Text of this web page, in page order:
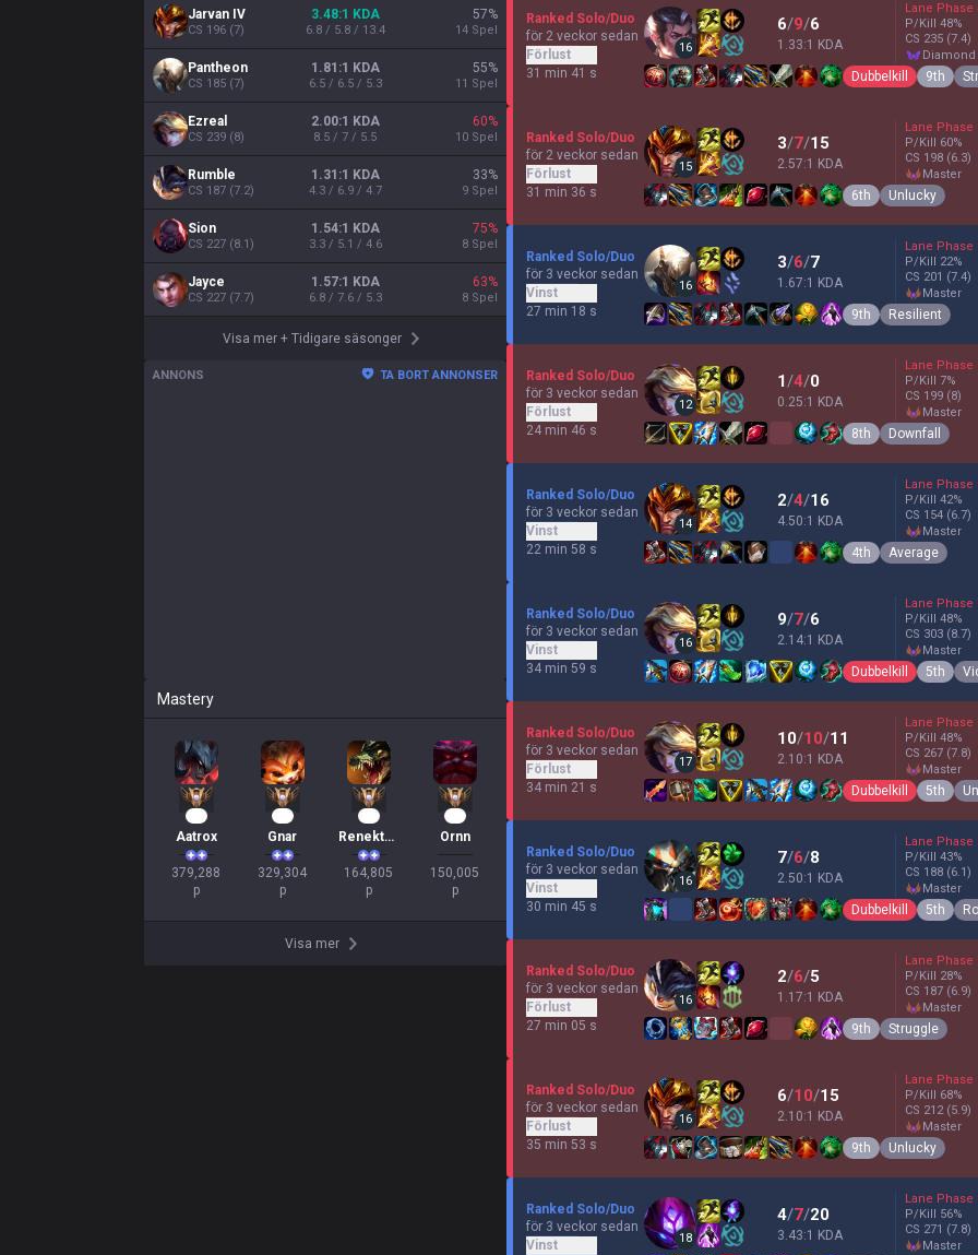
Jarvan IV
CS 196 (7)
3.48:1 KDA
6.8 / 5.8 / 13.4
57%
14 Spel
Pantheon
CS 185 (7)
1.81:1 KDA
6.5 / 6.5 / 5.3
55%
11 Spel
Ezreal
CS 239 (8)
2.00:1 KDA
8.5 / 7 / 5.5
60%
10 Spel
Rumble
CS 187 (7.2)
1.31:1 KDA
4.3 / 6.9 / 4.7
33%
9 Spel
Sion
CS 227 (8.1)
1.54:1 KDA
3.3 / 5.1 / 4.6
75%
8 Spel
Jayce
CS 227 (7.7)
1.57:1 KDA
6.8 / 7.6 / 5.3
63%
8 Spel
Visa mer + Tidigare säsonger
ANNONS TA BORT ANNONSER
Mastery
Aatrox
379,288
p
Gnar
329,304
p
Renekton
164,805
p
Ornn
150,005
p
Visa mer
Ranked Solo/Duo
för 2 veckor sedan
Förlust
31 min 41 s
16
6/9/6
1.33:1 KDA
Lane Phase
P/Kill 48%
CS 235 (7.4)
diamond
Dubbelkill 9th
Ranked Solo/Duo
för 2 veckor sedan
Förlust
31 min 36 s
15
3/7/15
2.57:1 KDA
Lane Phase
P/Kill 60%
CS 198 (6.3)
master
6th Unlucky
Ranked Solo/Duo
för 3 veckor sedan
Vinst
27 min 18 s
16
3/6/7
1.67:1 KDA
Lane Phase
P/Kill 22%
CS 201 (7.4)
master
9th Resilient
Ranked Solo/Duo
för 3 veckor sedan
Förlust
24 min 46 s
12
1/4/0
0.25:1 KDA
Lane Phase
P/Kill 7%
CS 199 (8)
master
8th Downfall
Ranked Solo/Duo
för 3 veckor sedan
Vinst
22 min 58 s
14
2/4/16
4.50:1 KDA
Lane Phase
P/Kill 42%
CS 154 (6.7)
master
4th Average
Ranked Solo/Duo
för 3 veckor sedan
Vinst
34 min 59 s
16
9/7/6
2.14:1 KDA
Lane Phase
P/Kill 48%
CS 303 (8.7)
master
Dubbelkill 5th
Ranked Solo/Duo
för 3 veckor sedan
Förlust
34 min 21 s
17
10/10/11
2.10:1 KDA
Lane Phase
P/Kill 48%
CS 267 (7.8)
master
Dubbelkill 5th
Ranked Solo/Duo
för 3 veckor sedan
Vinst
30 min 45 s
16
7/6/8
2.50:1 KDA
Lane Phase
P/Kill 43%
CS 188 (6.1)
master
Dubbelkill 5th
Ranked Solo/Duo
för 3 veckor sedan
Förlust
27 min 05 s
16
2/6/5
1.17:1 KDA
Lane Phase
P/Kill 28%
CS 187 (6.9)
master
9th Struggle
Ranked Solo/Duo
för 3 veckor sedan
Förlust
35 min 53 s
16
6/10/15
2.10:1 KDA
Lane Phase
P/Kill 68%
CS 212 (5.9)
master
9th Unlucky
Ranked Solo/Duo
för 3 veckor sedan
Vinst
18
4/7/20
3.43:1 KDA
Lane Phase
P/Kill 56%
CS 271 (7.8)
master